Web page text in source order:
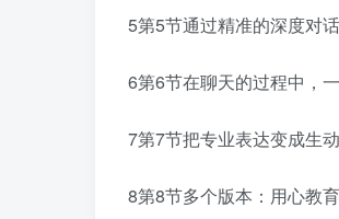
5第5节通过精准的深度对
6第6节在聊天的过程中，
7第7节把专业表达变成生
8第8节多个版本：用心教